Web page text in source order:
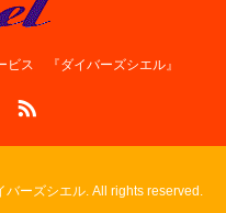
ビス 『ダイバーズシエル』
バーズシエル. All rights reserved.